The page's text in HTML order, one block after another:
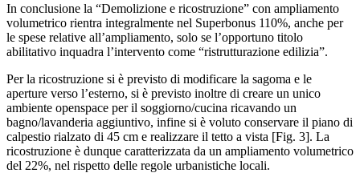
In conclusione la “Demolizione e ricostruzione” con ampliamento
volumetrico rientra integralmente nel Superbonus 110%, anche per
le spese relative all’ampliamento, solo se l’opportuno titolo
abilitativo inquadra l’intervento come “ristrutturazione edilizia”.
Per la ricostruzione si è previsto di modificare la sagoma e le
aperture verso l’esterno, si è previsto inoltre di creare un unico
ambiente openspace per il soggiorno/cucina ricavando un
bagno/lavanderia aggiuntivo, infine si è voluto conservare il piano di
calpestio rialzato di 45 cm e realizzare il tetto a vista [Fig. 3]. La
ricostruzione è dunque caratterizzata da un ampliamento volumetrico
del 22%, nel rispetto delle regole urbanistiche locali.